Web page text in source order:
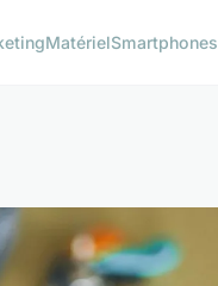
MatérielSmartphones